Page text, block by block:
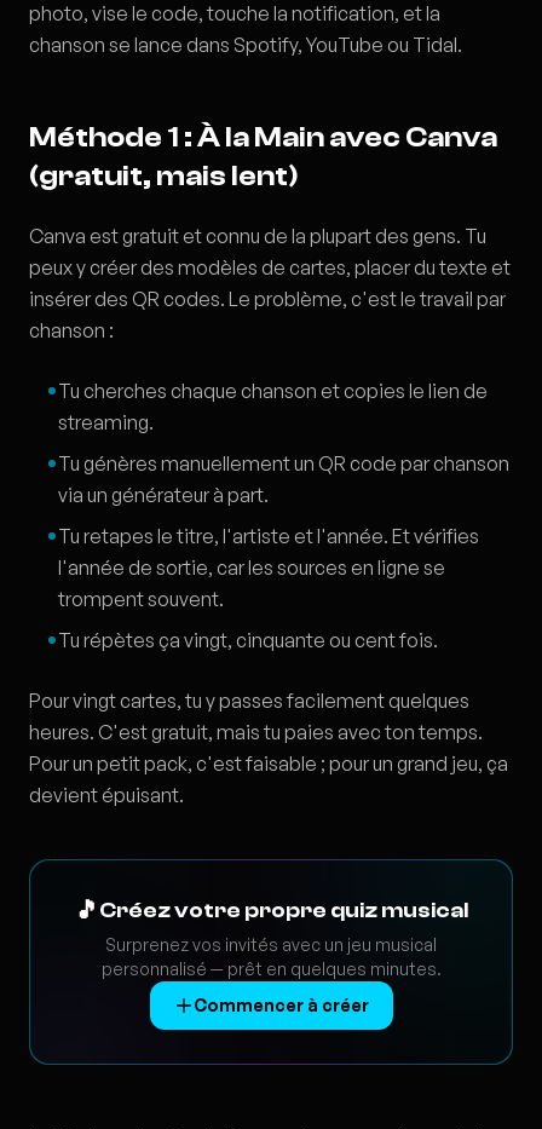
photo, vise le code, touche la notification, et la
chanson se lance dans Spotify, YouTube ou Tidal.
Méthode 1 : À la Main avec Canva
(gratuit, mais lent)
Canva est gratuit et connu de la plupart des gens. Tu
peux y créer des modèles de cartes, placer du texte et
insérer des QR codes. Le problème, c'est le travail par
chanson :
Tu cherches chaque chanson et copies le lien de
streaming.
Tu génères manuellement un QR code par chanson
via un générateur à part.
Tu retapes le titre, l'artiste et l'année. Et vérifies
l'année de sortie, car les sources en ligne se
trompent souvent.
Tu répètes ça vingt, cinquante ou cent fois.
Pour vingt cartes, tu y passes facilement quelques
heures. C'est gratuit, mais tu paies avec ton temps.
Pour un petit pack, c'est faisable ; pour un grand jeu, ça
devient épuisant.
🎵 Créez votre propre quiz musical
Surprenez vos invités avec un jeu musical
personnalisé — prêt en quelques minutes.
Commencer à créer